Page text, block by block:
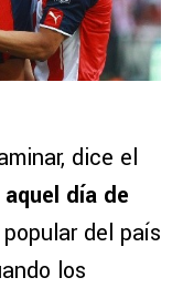
dice el
día de
del país
los